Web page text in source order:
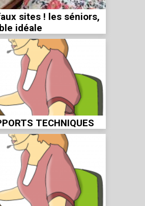
sites ! les séniors,
idéale
TECHNIQUES